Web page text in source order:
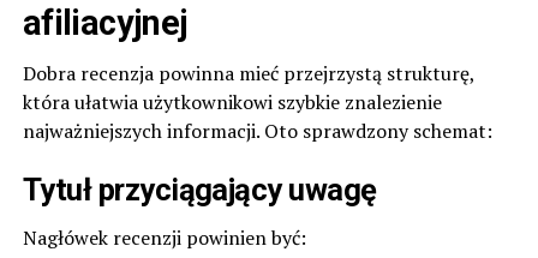
afiliacyjnej
Dobra recenzja powinna mieć przejrzystą strukturę,
która ułatwia użytkownikowi szybkie znalezienie
najważniejszych informacji. Oto sprawdzony schemat:
Tytuł przyciągający uwagę
Nagłówek recenzji powinien być: